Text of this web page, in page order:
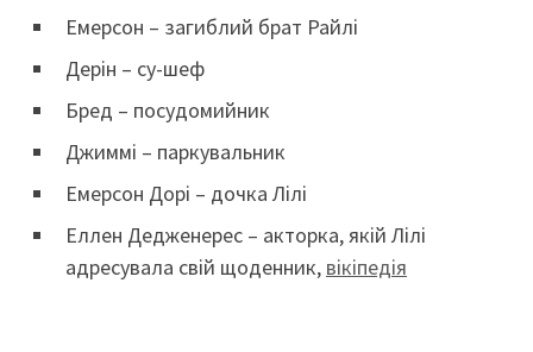
Емерсон – загиблий брат Райлі
Дерін – су-шеф
Бред – посудомийник
Джиммі – паркувальник
Емерсон Дорі – дочка Лілі
Еллен Дедженерес – акторка, якій Лілі
адресувала свій щоденник, вікіпедія